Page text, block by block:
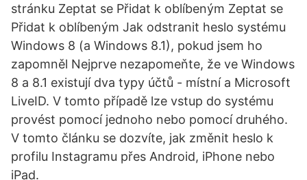
stránku Zeptat se Přidat k oblíbeným Zeptat se
Přidat k oblíbeným Jak odstranit heslo systému
Windows 8 (a Windows 8.1), pokud jsem ho
zapomněl Nejprve nezapomeňte, že ve Windows
8 a 8.1 existují dva typy účtů - místní a Microsoft
LiveID. V tomto případě lze vstup do systému
provést pomocí jednoho nebo pomocí druhého.
V tomto článku se dozvíte, jak změnit heslo k
profilu Instagramu přes Android, iPhone nebo
iPad.